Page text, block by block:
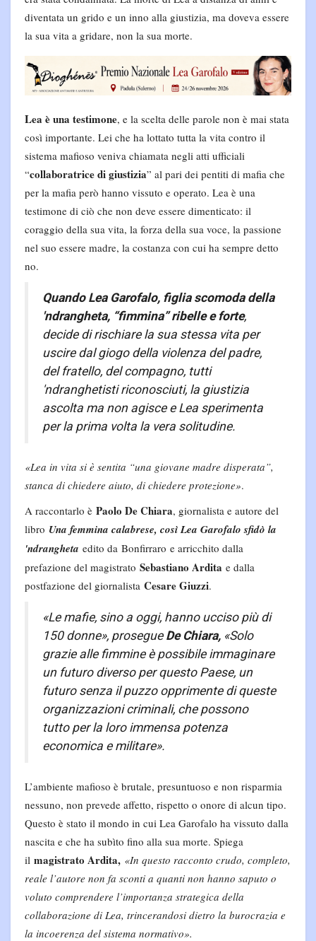
diventata un grido e un inno alla giustizia, ma doveva essere
la sua vita a gridare, non la sua morte.
Lea è una testimone, e la scelta delle parole non è mai stata
così importante. Lei che ha lottato tutta la vita contro il
sistema mafioso veniva chiamata negli atti ufficiali
“collaboratrice di giustizia” al pari dei pentiti di mafia che
per la mafia però hanno vissuto e operato. Lea è una
testimone di ciò che non deve essere dimenticato: il
coraggio della sua vita, la forza della sua voce, la passione
nel suo essere madre, la costanza con cui ha sempre detto
no.
Quando Lea Garofalo, figlia scomoda della
'ndrangheta, “fimmina” ribelle e forte,
decide di rischiare la sua stessa vita per
uscire dal giogo della violenza del padre,
del fratello, del compagno, tutti
'ndranghetisti riconosciuti, la giustizia
ascolta ma non agisce e Lea sperimenta
per la prima volta la vera solitudine.
«Lea in vita si è sentita “una giovane madre disperata”,
stanca di chiedere aiuto, di chiedere protezione».
A raccontarlo è Paolo De Chiara, giornalista e autore del
libro Una femmina calabrese, così Lea Garofalo sfidò la
'ndrangheta edito da Bonfirraro e arricchito dalla
prefazione del magistrato Sebastiano Ardita e dalla
postfazione del giornalista Cesare Giuzzi.
«Le mafie, sino a oggi, hanno ucciso più di
150 donne», prosegueDe Chiara, «Solo
grazie alle fimmine è possibile immaginare
un futuro diverso per questo Paese, un
futuro senza il puzzo opprimente di queste
organizzazioni criminali, che possono
tutto per la loro immensa potenza
economica e militare».
L’ambiente mafioso è brutale, presuntuoso e non risparmia
nessuno, non prevede affetto, rispetto o onore di alcun tipo.
Questo è stato il mondo in cui Lea Garofalo ha vissuto dalla
nascita e che ha subìto fino alla sua morte. Spiega
il magistrato Ardita, «In questo racconto crudo, completo,
reale l’autore non fa sconti a quanti non hanno saputo o
voluto comprendere l’importanza strategica della
collaborazione di Lea, trincerandosi dietro la burocrazia e
la incoerenza del sistema normativo».